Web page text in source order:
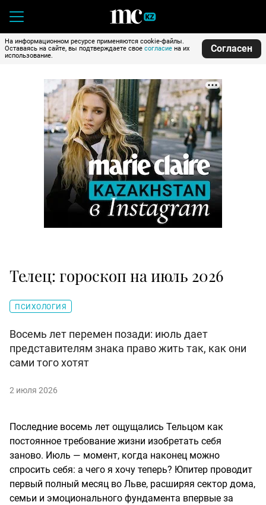
На информационном ресурсе применяются cookie-файлы.
Оставаясь на сайте, вы подтверждаете свое согласие на их
использование.
Согласен
Телец: гороскоп на июль 2026
ПСИХОЛОГИЯ
Восемь лет перемен позади: июль дает
представителям знака право жить так, как они
сами того хотят
2 июля 2026
Последние восемь лет ощущались Тельцом как
постоянное требование жизни изобретать себя
заново. Июль — момент, когда наконец можно
спросить себя: а чего я хочу теперь? Юпитер проводит
первый полный месяц во Льве, расширяя сектор дома,
семьи и эмоционального фундамента впервые за